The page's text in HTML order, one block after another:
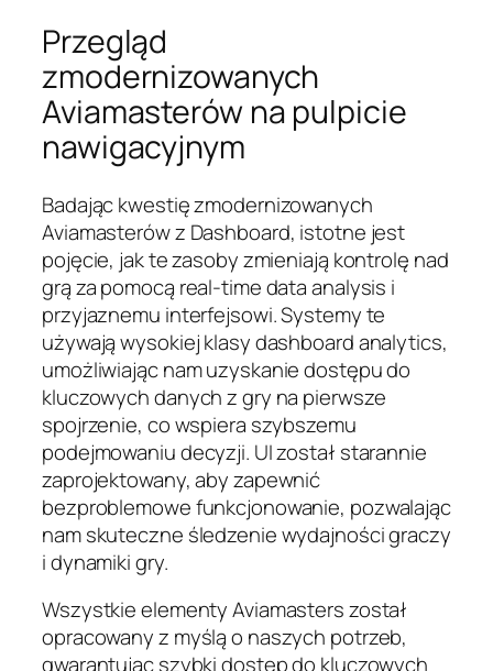
Przegląd
zmodernizowanych
Aviamasterów na pulpicie
nawigacyjnym
Badając kwestię zmodernizowanych
Aviamasterów z Dashboard, istotne jest
pojęcie, jak te zasoby zmieniają kontrolę nad
grą za pomocą real-time data analysis i
przyjaznemu interfejsowi. Systemy te
używają wysokiej klasy dashboard analytics,
umożliwiając nam uzyskanie dostępu do
kluczowych danych z gry na pierwsze
spojrzenie, co wspiera szybszemu
podejmowaniu decyzji. UI został starannie
zaprojektowany, aby zapewnić
bezproblemowe funkcjonowanie, pozwalając
nam skuteczne śledzenie wydajności graczy
i dynamiki gry.
Wszystkie elementy Aviamasters został
opracowany z myślą o naszych potrzeb,
gwarantując szybki dostęp do kluczowych